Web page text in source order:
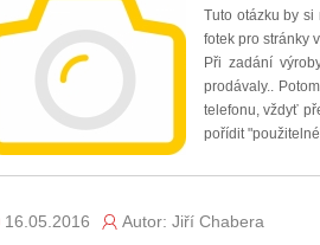
Tuto otázku by si
fotek pro stránky
Při zadání
prodávaly..
telefonu, vždyť
pořídit
16.05.2016 Autor: Jiří Chabera